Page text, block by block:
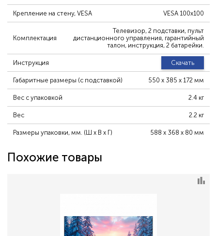
Крепление на стену, VESA VESA 100x100
Комплектация
Телевизор, 2 подставки, пульт
дистанционного управления, гарантийный
талон, инструкция, 2 батарейки.
Инструкция Скачать
Габаритные размеры (с подставкой) 550 х 385 х 172 мм
Вес с упаковкой 2.4 кг
Вес 2.2 кг
Размеры упаковки, мм. (Ш х В х Г) 588 х 368 х 80 мм
Похожие товары